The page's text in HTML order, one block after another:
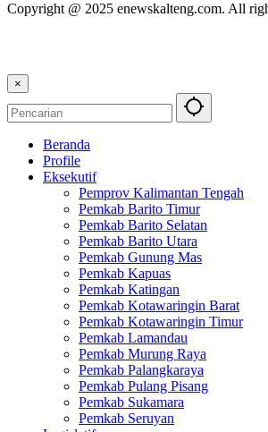
Copyright @ 2025 enewskalteng.com. All
×
Beranda
Profile
Eksekutif
Pemprov Kalimantan Tengah
Pemkab Barito Timur
Pemkab Barito Selatan
Pemkab Barito Utara
Pemkab Gunung Mas
Pemkab Kapuas
Pemkab Katingan
Pemkab Kotawaringin Barat
Pemkab Kotawaringin Timur
Pemkab Lamandau
Pemkab Murung Raya
Pemkab Palangkaraya
Pemkab Pulang Pisang
Pemkab Sukamara
Pemkab Seruyan